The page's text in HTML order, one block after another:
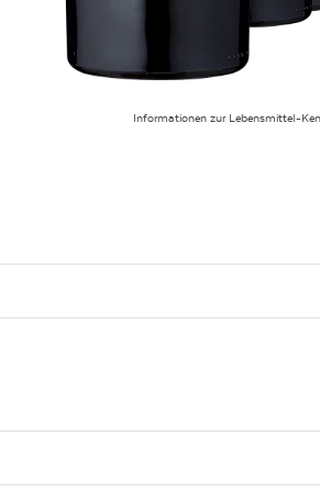
Informationen zur Lebensmittel-